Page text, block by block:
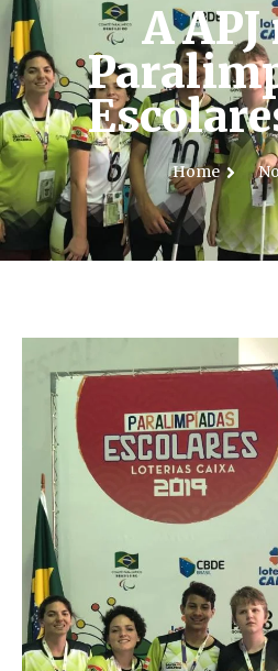
A APJ
Home